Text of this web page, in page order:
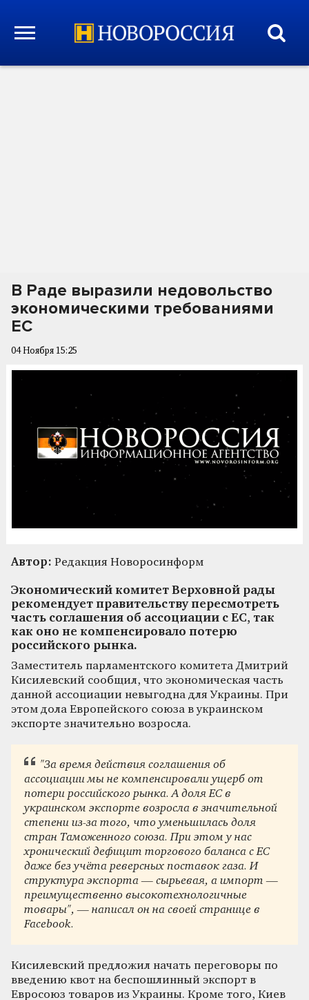
В Раде выразили недовольство
экономическими требованиями
ЕС
04 Ноября 15:25
Автор: Редакция Новоросинформ
Экономический комитет Верховной рады
рекомендует правительству пересмотреть
часть соглашения об ассоциации с ЕС, так
как оно не компенсировало потерю
российского рынка.
Заместитель парламентского комитета Дмитрий
Кисилевский сообщил, что экономическая часть
данной ассоциации невыгодна для Украины. При
этом дола Европейского союза в украинском
экспорте значительно возросла.
"За время действия соглашения об
ассоциации мы не компенсировали ущерб от
потери российского рынка. А доля ЕС в
украинском экспорте возросла в значительной
степени из-за того, что уменьшилась доля
стран Таможенного союза. При этом у нас
хронический дефицит торгового баланса с ЕС
даже без учёта реверсных поставок газа. И
структура экспорта — сырьевая, а импорт —
преимущественно высокотехнологичные
товары", — написал он на своей странице в
Facebook.
Кисилевский предложил начать переговоры по
введению квот на беспошлинный экспорт в
Евросоюз товаров из Украины. Кроме того, Киев